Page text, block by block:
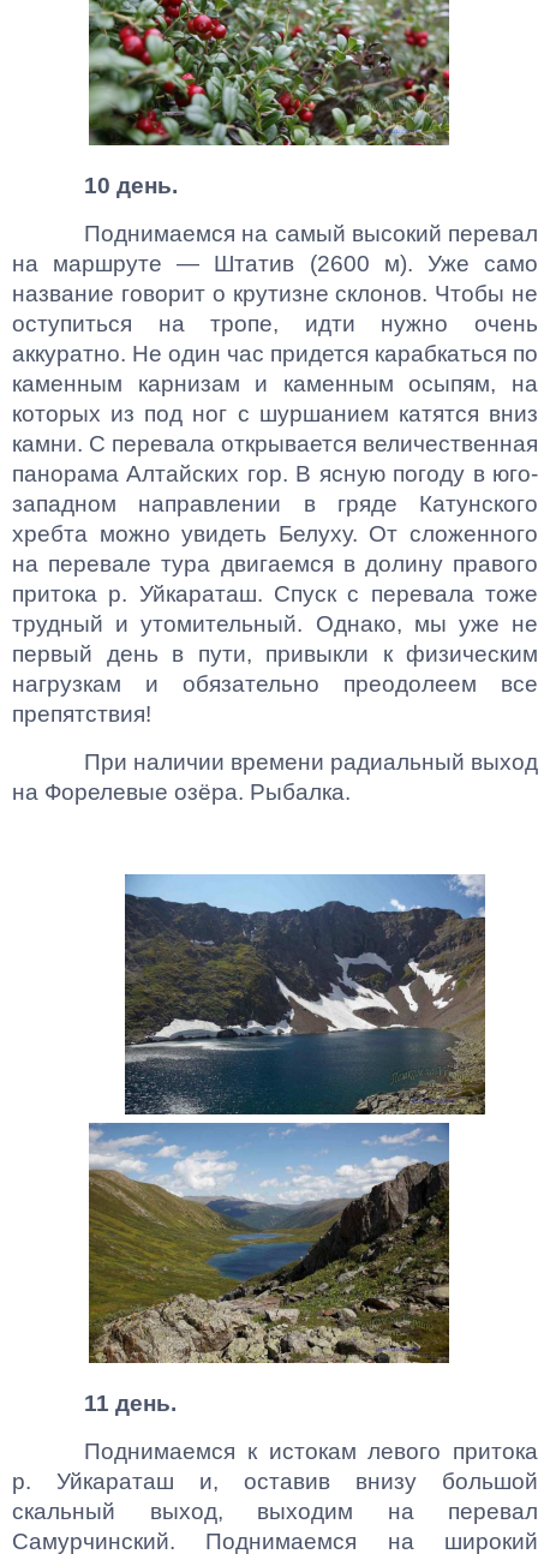
10 день.
Поднимаемся на самый высокий перевал
на маршруте — Штатив (2600 м). Уже само
название говорит о крутизне склонов. Чтобы не
оступиться на тропе, идти нужно очень
аккуратно. Не один час придется карабкаться по
каменным карнизам и каменным осыпям, на
которых из под ног с шуршанием катятся вниз
камни. С перевала открывается величественная
панорама Алтайских гор. В ясную погоду в юго-
западном направлении в гряде Катунского
хребта можно увидеть Белуху. От сложенного
на перевале тура двигаемся в долину правого
притока р. Уйкараташ. Спуск с перевала тоже
трудный и утомительный. Однако, мы уже не
первый день в пути, привыкли к физическим
нагрузкам и обязательно преодолеем все
препятствия!
При наличии времени радиальный выход
на Форелевые озёра. Рыбалка.
11 день.
Поднимаемся к истокам левого притока
р. Уйкараташ и, оставив внизу большой
скальный выход, выходим на перевал
Самурчинский. Поднимаемся на широкий